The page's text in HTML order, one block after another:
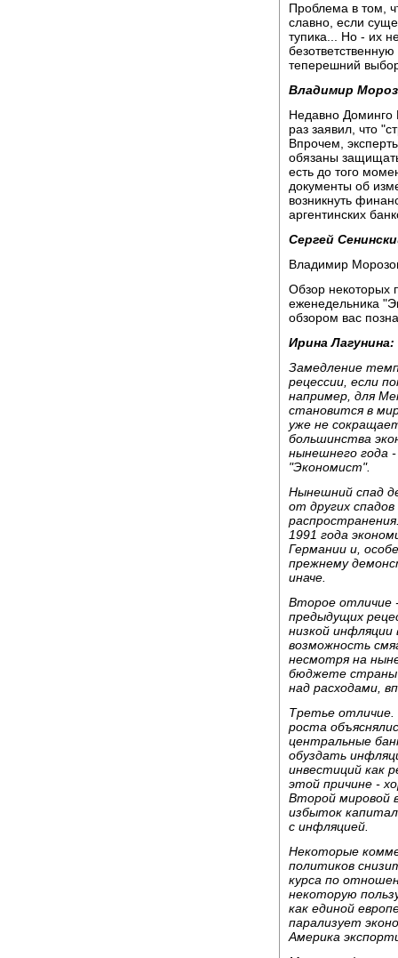
Проблема в том,
славно, если
тупика... Но - их
теперешний
Владимир
Недавно Доминго
раз заявил, что
Впрочем,
обязаны
есть до того
документы об
возникнуть
аргентинских
Сергей
Владимир
Обзор некоторых
еженедельника
обзором вас
Ирина Лагунина:
Замедление
рецессии, если
например, для
становится в
уже не
большинства
нынешнего года
"Экономист".
Нынешний спад
от других
1991 года
Германии и,
прежнему
иначе.
Второе отличие
предыдущих
низкой
возможность
несмотря на
бюджете страны
над расходами,
Третье отличие.
роста
центральные
обуздать
инвестиций как
этой причине -
Второй мировой
избыток
с инфляцией.
Некоторые
политиков
курса по
некоторую
как единой
парализует
Америка